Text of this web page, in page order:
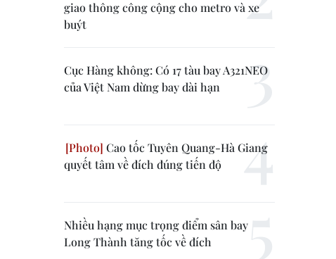
giao thông công cộng cho metro và xe
buýt
Cục Hàng không: Có 17 tàu bay A321NEO
của Việt Nam dừng bay dài hạn
Cao tốc Tuyên Quang-Hà Giang
quyết tâm về đích đúng tiến độ
Nhiều hạng mục trọng điểm sân bay
Long Thành tăng tốc về đích